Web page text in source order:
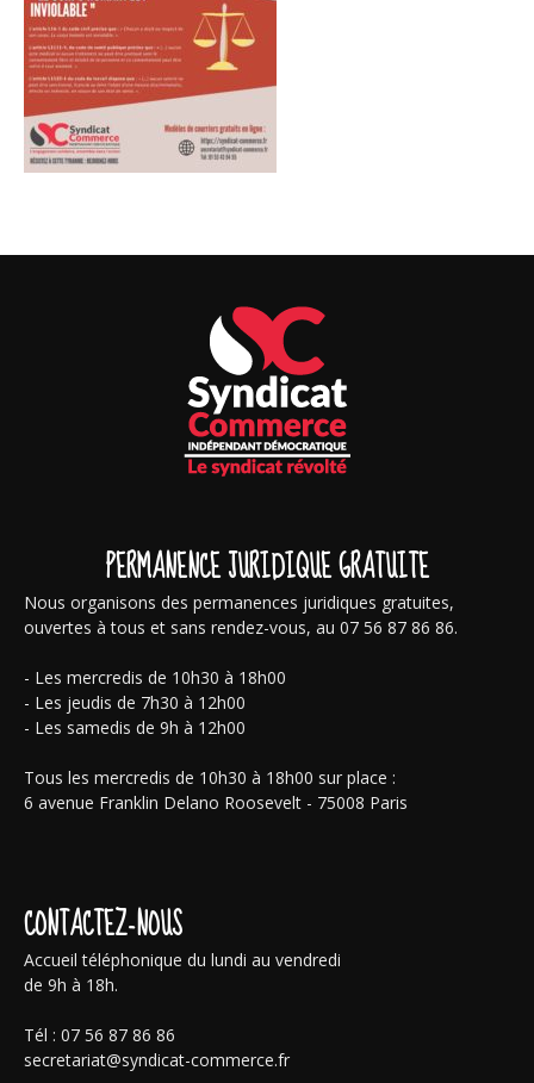
PERMANENCE JURIDIQUE GRATUITE
Nous organisons des permanences juridiques gratuites,
ouvertes à tous et sans rendez-vous, au 07 56 87 86 86.
- Les mercredis de 10h30 à 18h00
- Les jeudis de 7h30 à 12h00
- Les samedis de 9h à 12h00
Tous les mercredis de 10h30 à 18h00 sur place :
6 avenue Franklin Delano Roosevelt - 75008 Paris
CONTACTEZ-NOUS
Accueil téléphonique du lundi au vendredi
de 9h à 18h.
Tél : 07 56 87 86 86
secretariat@syndicat-commerce.fr